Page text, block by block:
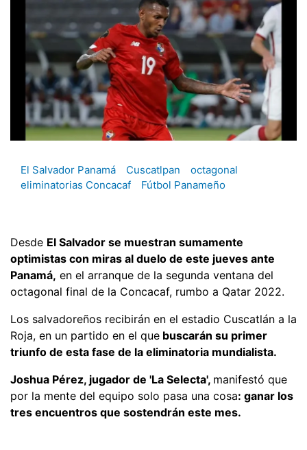
El Salvador Panamá Cuscatlpan
octagonal
eliminatorias Concacaf
Fútbol Panameño
Desde El Salvador se muestran sumamente
optimistas con miras al duelo de este jueves ante
Panamá, en el arranque de la segunda ventana del
octagonal final de la Concacaf, rumbo a Qatar 2022.
Los salvadoreños recibirán en el estadio Cuscatlán a la
Roja, en un partido en el que buscarán su primer
triunfo de esta fase de la eliminatoria mundialista.
Joshua Pérez, jugador de 'La Selecta', manifestó que
por la mente del equipo solo pasa una cosa: ganar los
tres encuentros que sostendrán este mes.